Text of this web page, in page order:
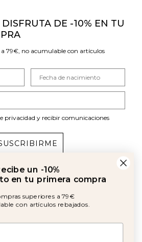
DE -10% EN TU
79€, no acumulable con artículos
privacidad y recibir comunicaciones
HOUSE
un -10%
en tu primera compra
superiores a 79€
con artículos rebajados.